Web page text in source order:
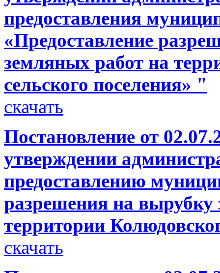
предоставления
«Предоставление
земляных работ на
сельского поселения» "
скачать
Постановление от
утверждении
предоставлению
разрешения на вырубку
территории
скачать